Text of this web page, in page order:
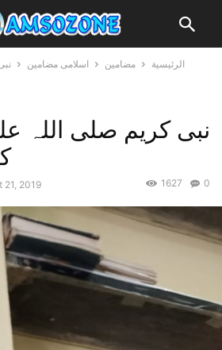
الرئيسية مضامین اسلامی مضامین
نبی کریم صلی اللہ
21, 2019 0
1627